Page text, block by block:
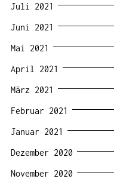
Juli 2021
Juni 2021
Mai 2021
April 2021
März 2021
Februar 2021
Januar 2021
Dezember 2020
November 2020